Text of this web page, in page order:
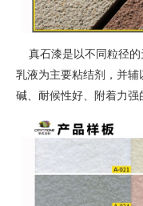
真石漆是以不同粒径的
乳液为主要粘结剂，并
碱、耐候性好、附着力强